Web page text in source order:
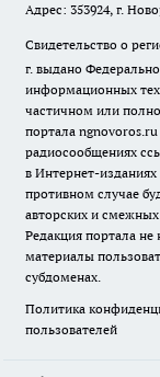
Адрес: 353924, г.
Свидетельство о
г. выдано
информационных
частичном или
портала
радиосообщениях
в Интернет-изданиях
противном случае
авторских и смежных
Редакция портала не
материалы
субдоменах.
Политика
пользователей